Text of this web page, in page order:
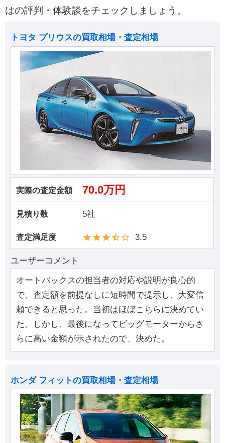
はの評判・体験談をチェックしましょう。
トヨタ プリウスの買取相場・査定相場
実際の査定金額 70.0万円
見積り数 5社
査定満足度 3.5
ユーザーコメント
オートバックスの担当者の対応や説明が良心的
で、査定額を前提なしに短時間で提示し、大変信
頼できると思った。当初はほぼこちらに決めてい
た。しかし、最後になってビッグモーターからさ
らに高い金額が示されたので、決めた。
ホンダ フィットの買取相場・査定相場